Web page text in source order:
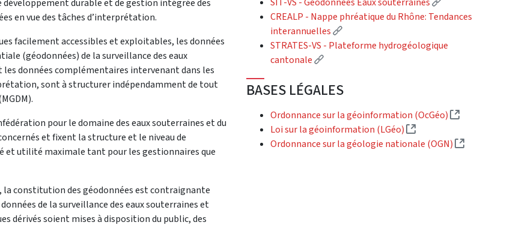
en vue des tâches d’interprétation.
facilement accessibles et exploitables, les données
(géodonnées) de la surveillance des eaux
les données complémentaires intervenant dans les
sont à structurer indépendamment de tout
pour le domaine des eaux souterraines et du
et fixent la structure et le niveau de
et utilité maximale tant pour les gestionnaires que
constitution des géodonnées est contraignante
de la surveillance des eaux souterraines et
dérivés soient mises à disposition du public, des
CREALP - Nappe phréatique du Rhône: Tendances
interannuelles
(External link)
STRATES-VS - Plateforme hydrogéologique
cantonale
(External link)
BASES LÉGALES
Ordonnance sur la géoinformation (OcGéo)
(External
Loi sur la géoinformation (LGéo)
(External link)
Ordonnance sur la géologie nationale (OGN)
(External